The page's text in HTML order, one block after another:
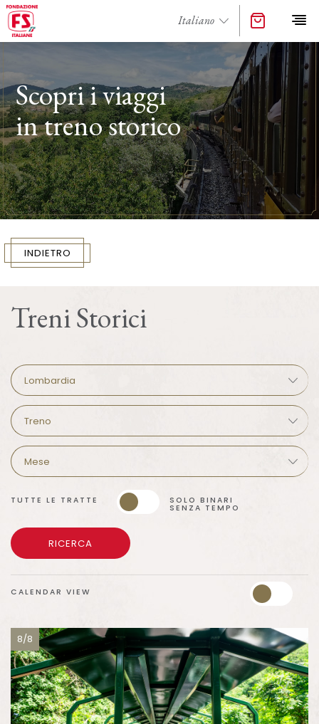
Scopri i viaggi
in treno storico
INDIETRO
Treni Storici
TUTTE LE TRATTE SOLO BINARI
SENZA TEMPO
RICERCA
CALENDAR VIEW
8/8